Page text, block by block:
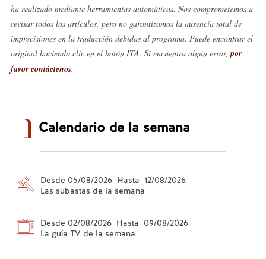
ha realizado mediante herramientas automáticas. Nos comprometemos a
revisar todos los artículos, pero no garantizamos la ausencia total de
imprecisiones en la traducción debidas al programa. Puede encontrar el
original haciendo clic en el botón ITA. Si encuentra algún error, por
favor contáctenos.
Calendario de la semana
Desde 05/08/2026 Hasta 12/08/2026
Las subastas de la semana
Desde 02/08/2026 Hasta 09/08/2026
La guía TV de la semana